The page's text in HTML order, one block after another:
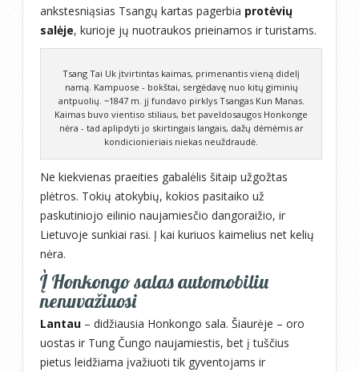
ankstesniąsias Tsangų kartas pagerbia protėvių
salėje, kurioje jų nuotraukos prieinamos ir turistams.
Tsang Tai Uk įtvirtintas kaimas, primenantis vieną didelį
namą. Kampuose - bokštai, sergėdavę nuo kitų giminių
antpuolių. ~1847 m. jį fundavo pirklys Tsangas Kun Manas.
Kaimas buvo vientiso stiliaus, bet paveldosaugos Honkonge
nėra - tad aplipdyti jo skirtingais langais, dažų dėmėmis ar
kondicionieriais niekas neuždraudė.
Ne kiekvienas praeities gabalėlis šitaip užgožtas
plėtros. Tokių atokybių, kokios pasitaiko už
paskutiniojo eilinio naujamiesčio dangoraižio, ir
Lietuvoje sunkiai rasi. Į kai kuriuos kaimelius net kelių
nėra.
Į Honkongo salas automobiliu
nenuvažiuosi
Lantau – didžiausia Honkongo sala. Šiaurėje – oro
uostas ir Tung Čungo naujamiestis, bet į tuščius
pietus leidžiama įvažiuoti tik gyventojams ir